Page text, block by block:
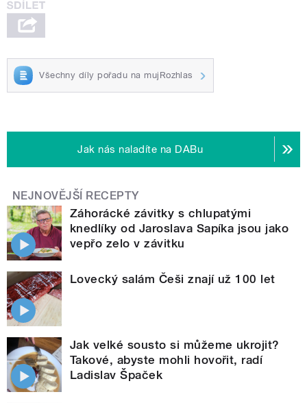
Všechny díly pořadu na mujRozhlas
Jak nás naladíte na DABu
NEJNOVĚJŠÍ RECEPTY
Záhorácké závitky s chlupatými
knedlíky od Jaroslava Sapíka jsou jako
vepřo zelo v závitku
Lovecký salám Češi znají už 100 let
Jak velké sousto si můžeme ukrojit?
Takové, abyste mohli hovořit, radí
Ladislav Špaček